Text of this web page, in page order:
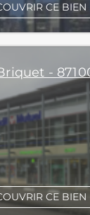
CE BIEN
-
CE BIEN